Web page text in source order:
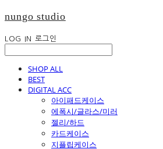
nungo studio
LOG IN 로그인
SHOP ALL
BEST
DIGITAL ACC
아이패드케이스
에폭시/글라스/미러
젤리/하드
카드케이스
지플립케이스